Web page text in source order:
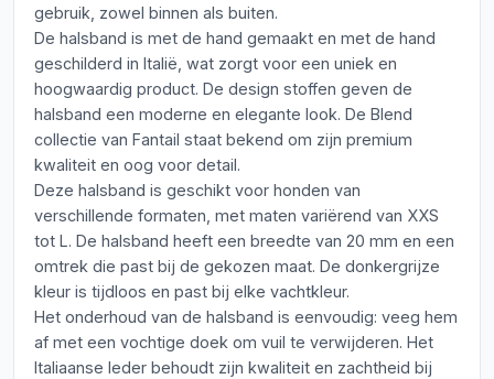
gebruik, zowel binnen als buiten.
De halsband is met de hand gemaakt en met de hand
geschilderd in Italië, wat zorgt voor een uniek en
hoogwaardig product. De design stoffen geven de
halsband een moderne en elegante look. De Blend
collectie van Fantail staat bekend om zijn premium
kwaliteit en oog voor detail.
Deze halsband is geschikt voor honden van
verschillende formaten, met maten variërend van XXS
tot L. De halsband heeft een breedte van 20 mm en een
omtrek die past bij de gekozen maat. De donkergrijze
kleur is tijdloos en past bij elke vachtkleur.
Het onderhoud van de halsband is eenvoudig: veeg hem
af met een vochtige doek om vuil te verwijderen. Het
Italiaanse leder behoudt zijn kwaliteit en zachtheid bij